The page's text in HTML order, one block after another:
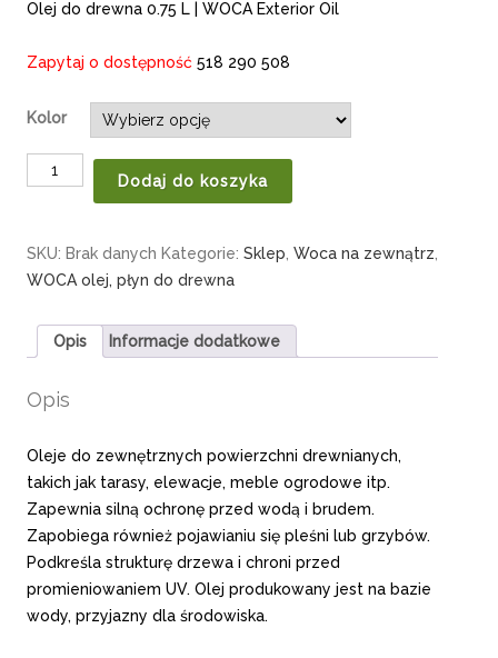
Olej do drewna 0.75 L | WOCA Exterior Oil
Zapytaj o dostępność 518 290 508
Kolor
Dodaj do koszyka
SKU: Brak danych Kategorie: Sklep Woca na zewnątrz
WOCA olej, płyn do drewna
Opis Informacje dodatkowe
Opis
Oleje do zewnętrznych powierzchni drewnianych,
takich jak tarasy, elewacje, meble ogrodowe itp.
Zapewnia silną ochronę przed wodą i brudem.
Zapobiega również pojawianiu się pleśni lub grzybów.
Podkreśla strukturę drzewa i chroni przed
promieniowaniem UV. Olej produkowany jest na bazie
wody, przyjazny dla środowiska.